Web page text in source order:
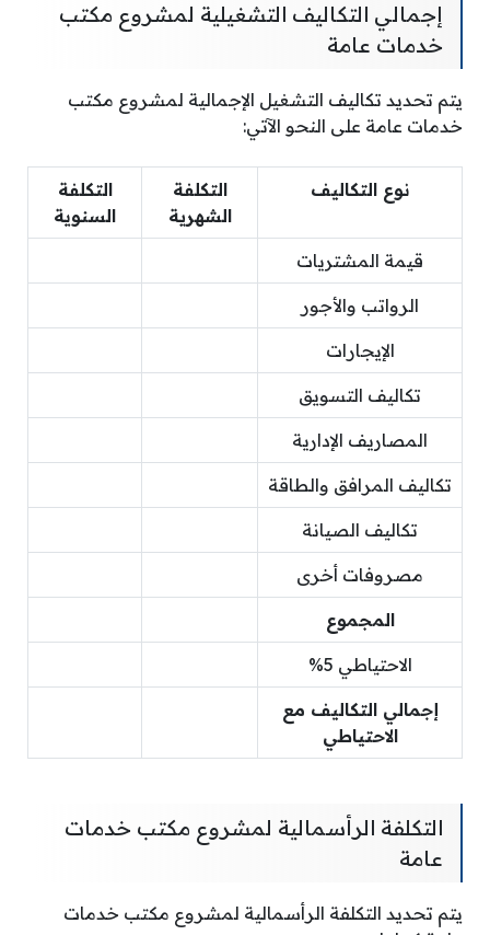
إجمالي التكاليف التشغيلية لمشروع مكتب
خدمات عامة
يتم تحديد تكاليف التشغيل الإجمالية لمشروع مكتب
خدمات عامة على النحو الآتي:
نوع التكاليف
التكلفة
الشهرية
التكلفة
السنوية
قيمة المشتريات
الرواتب والأجور
الإيجارات
تكاليف التسويق
المصاريف الإدارية
تكاليف المرافق والطاقة
تكاليف الصيانة
مصروفات أخرى
المجموع
الاحتياطي 5%
إجمالي التكاليف مع
الاحتياطي
التكلفة الرأسمالية لمشروع مكتب خدمات
عامة
يتم تحديد التكلفة الرأسمالية لمشروع مكتب خدمات